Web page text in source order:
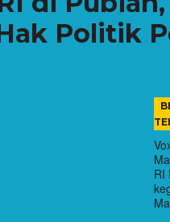
Politik
RI